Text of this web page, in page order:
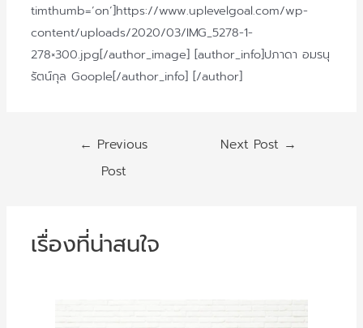
timthumb=’on’]https://www.uplevelgoal.com/wp-
content/uploads/2020/03/IMG_5278-1-
278×300.jpg[/author_image] [author_info]ปภาดา อมรนุ
รัตน์กุล Goople[/author_info] [/author]
← Previous
Post
Next Post →
เรื่องที่น่าสนใจ